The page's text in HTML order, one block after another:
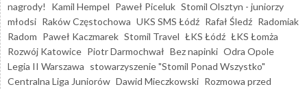
nagrody!
Kamil Hempel Paweł Piceluk Stomil Olsztyn - juniorzy
młodsi Raków Częstochowa UKS SMS Łódź Rafał Śledź Radomiak
Radom Paweł Kaczmarek Stomil Travel ŁKS Łódź ŁKS Łomża
Rozwój Katowice Piotr Darmochwał Bez napinki Odra Opole
Legia II Warszawa stowarzyszenie "Stomil Ponad Wszystko"
Centralna Liga Juniorów Dawid Mieczkowski Rozmowa przed